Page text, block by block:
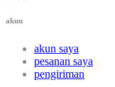
akun
akun saya
pesanan saya
pengiriman